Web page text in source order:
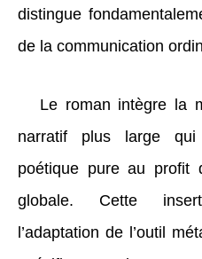
distingue
de la communication
Le roman intègre la
narratif plus large qui
poétique pure au profit
globale. Cette
l’adaptation de l’outil